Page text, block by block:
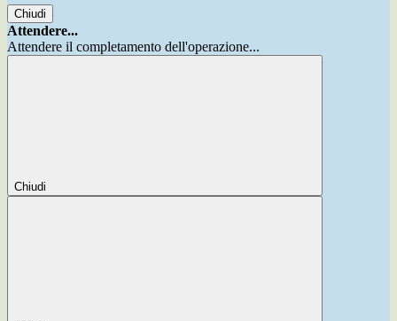
Chiudi
Attendere...
Attendere il completamento dell'operazione...
Chiudi